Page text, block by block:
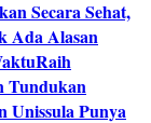
Secara Sehat,
Ada Alasan
Raih
Tundukan
Unissula Punya